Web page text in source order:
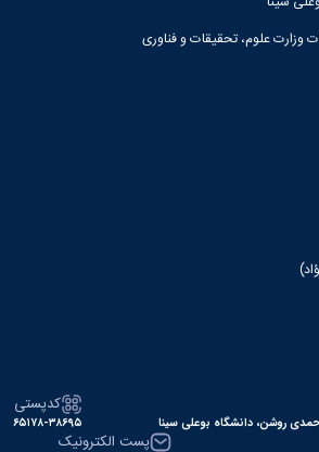
وزارت علوم، تحقیقات و فناوری
روشن، دانشگاه بوعلی سینا
کدپستی
۶۵۱۷۸-۳۸۶۹۵
پست الکترونیک